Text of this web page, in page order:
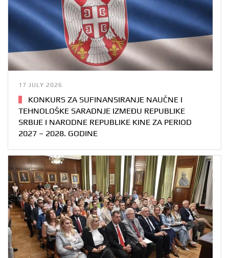
17 JULY 2026
KONKURS ZA SUFINANSIRANJE NAUČNE I
TEHNOLOŠKE SARADNJE IZMEĐU REPUBLIKE
SRBIJE I NARODNE REPUBLIKE KINE ZA PERIOD
2027 – 2028. GODINE